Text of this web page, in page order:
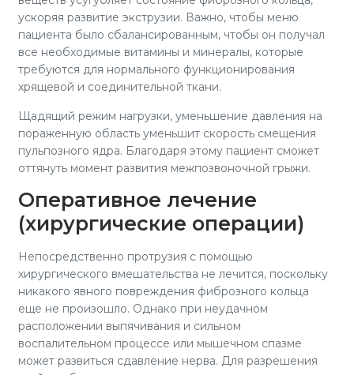
ускоряя развитие экструзии. Важно, чтобы меню
пациента было сбалансированным, чтобы он получал
все необходимые витамины и минералы, которые
требуются для нормального функционирования
хрящевой и соединительной ткани.
Щадящий режим нагрузки, уменьшение давления на
пораженную область уменьшит скорость смещения
пульпозного ядра. Благодаря этому пациент сможет
оттянуть момент развития межпозвоночной грыжи.
Оперативное лечение
(хирургические операции)
Непосредственно протрузия с помощью
хирургического вмешательства не лечится, поскольку
никакого явного повреждения фиброзного кольца
еще не произошло. Однако при неудачном
расположении выпячивания и сильном
воспалительном процессе или мышечном спазме
может развиться сдавление нерва. Для разрешения